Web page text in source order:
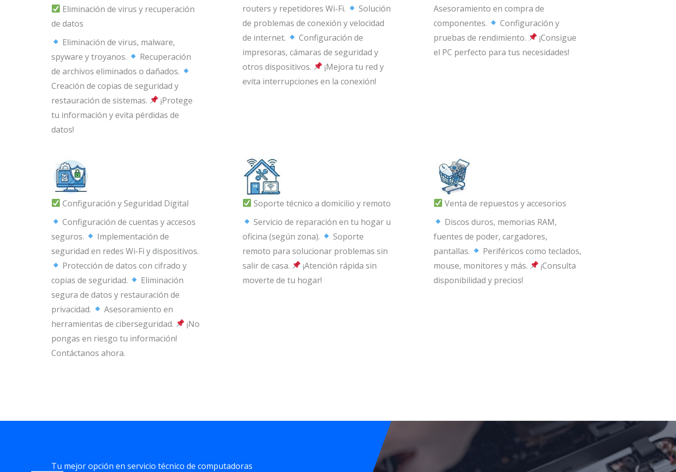
Eliminación de virus y recuperación
de datos
Eliminación de virus, malware,
spyware y troyanos.
Recuperación
de archivos eliminados o dañados.
Creación de copias de seguridad y
restauración de sistemas.
¡Protege
tu información y evita pérdidas de
datos!
routers y repetidores Wi-Fi.
Solución
de problemas de conexión y velocidad
de internet.
Configuración de
impresoras, cámaras de seguridad y
otros dispositivos.
¡Mejora tu red y
evita interrupciones en la conexión!
Asesoramiento en compra de
componentes.
Configuración y
pruebas de rendimiento.
¡Consigue
el PC perfecto para tus necesidades!
Configuración y Seguridad Digital
Configuración de cuentas y accesos
seguros.
Implementación de
seguridad en redes Wi-Fi y dispositivos.
Protección de datos con cifrado y
copias de seguridad.
Eliminación
segura de datos y restauración de
privacidad.
Asesoramiento en
herramientas de ciberseguridad.
¡No
pongas en riesgo tu información!
Contáctanos ahora.
Soporte técnico a domicilio y remoto
Servicio de reparación en tu hogar u
oficina (según zona).
Soporte
remoto para solucionar problemas sin
salir de casa.
¡Atención rápida sin
moverte de tu hogar!
Venta de repuestos y accesorios
Discos duros, memorias RAM,
fuentes de poder, cargadores,
pantallas.
Periféricos como teclados,
mouse, monitores y más.
¡Consulta
disponibilidad y precios!
Tu mejor opción en servicio técnico de computadoras